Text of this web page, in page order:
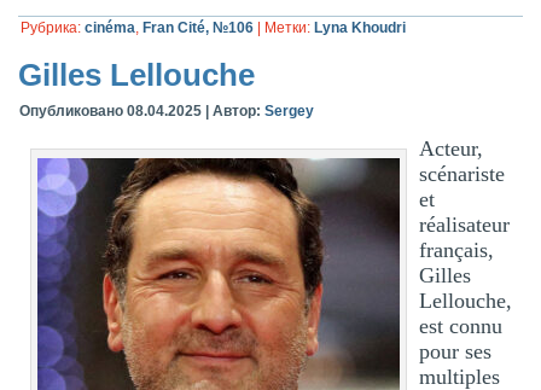
Рубрика: cinéma, Fran Cité, №106 Метки: Lyna Khoudri
Gilles Lellouche
Опубликовано 08.04.2025 |Автор: Sergey
Acteur,
scénariste
et
réalisateur
français,
Gilles
Lellouche,
est connu
pour ses
multiples